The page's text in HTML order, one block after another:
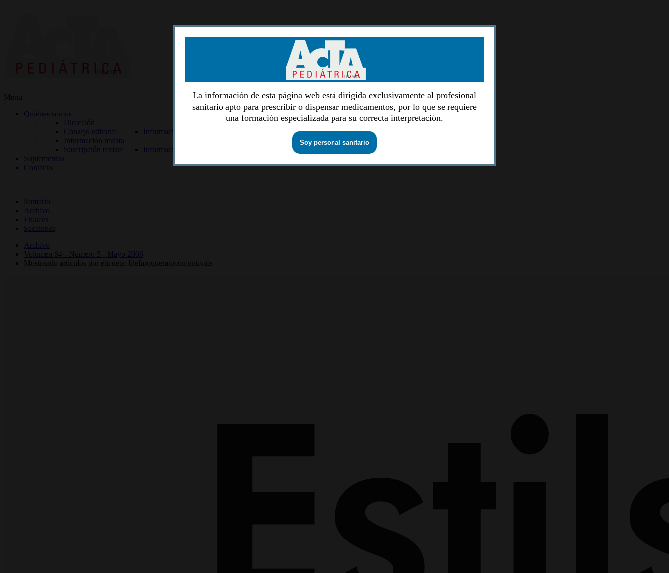
Menu
Quiénes somos
Dirección
Consejo editorial
Información lectores
Información revista
Suscripción revista
Información autores
Suplementos
Contacto
Sumario
Archivo
Enlaces
Secciones
Archivo
Volumen 64 - Número 5 - Mayo 2006
Mostrando artículos por etiqueta: blefaroqueratoconjuntivitis
La información de esta página web está dirigida exclusivamente al profesional
sanitario apto para prescribir o dispensar medicamentos, por lo que se requiere
una formación especializada para su correcta interpretación.
Soy personal sanitario